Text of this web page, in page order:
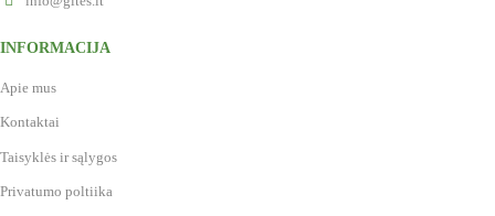
INFORMACIJA
Apie mus
Kontaktai
Taisyklės ir sąlygos
Privatumo poltiika